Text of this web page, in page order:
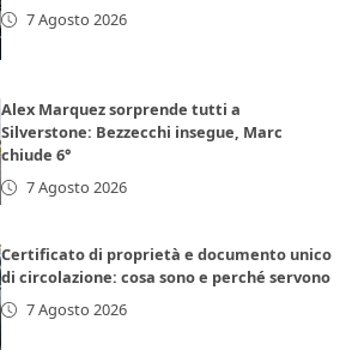
7 Agosto 2026
Alex Marquez sorprende tutti a
Silverstone: Bezzecchi insegue, Marc
chiude 6°
7 Agosto 2026
Certificato di proprietà e documento unico
di circolazione: cosa sono e perché servono
7 Agosto 2026